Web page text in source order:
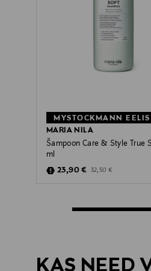
MARIA NILA
Šampoon Care & Style True
ml
Discounted Price
23,90 € Original Price
32,50 €
KAS NEED